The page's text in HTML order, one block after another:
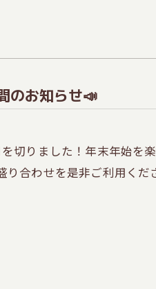
のお知らせ📣
切りました！年末年始を
り合わせを是非ご利用く